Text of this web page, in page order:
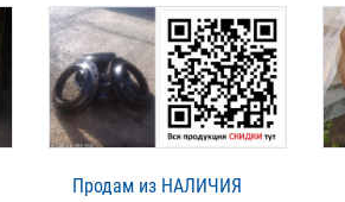
Продам из НАЛИЧИЯ